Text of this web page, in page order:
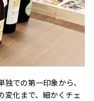
での第一印象から、
変化まで、細かくチェ